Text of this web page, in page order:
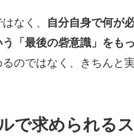
なく、
自分自身で何が
「最後の砦意識」をも
のではなく、きちんと
で求められる